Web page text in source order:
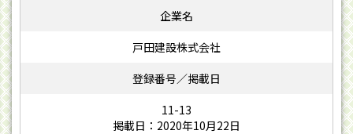
戸田建設株式会社
11-13
掲載日：2020年10月22日